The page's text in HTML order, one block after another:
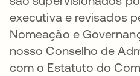
executiva e revisados
Nomeação e
nosso Conselho de
com o Estatuto do